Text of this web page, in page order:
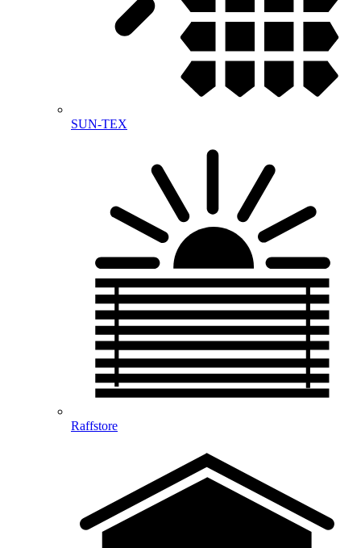
SUN-TEX
Raffstore